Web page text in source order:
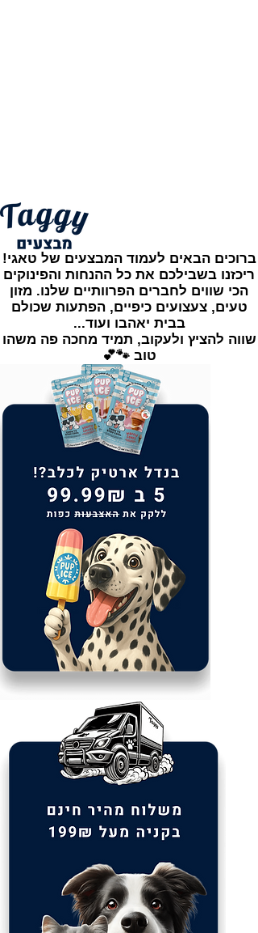
ברוכים הבאים לעמוד המבצעים של טאגי!
ריכזנו בשבילכם את כל ההנחות והפינוקים
הכי שווים לחברים הפרוותיים שלנו. מזון
טעים, צעצועים כיפיים, הפתעות שכולם
בבית יאהבו ועוד...
שווה להציץ ולעקוב, תמיד מחכה פה משהו
טוב 🐾💕